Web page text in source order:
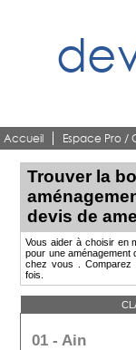
Accueil Espace Pro /
Trouver la
devis de
Vous aider à choisir en
pour une aménagement
chez vous . Comparez
fois.
01 - Ain